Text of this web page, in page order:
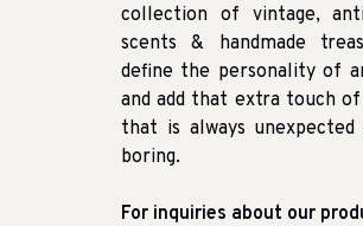
collection of vintage,
scents & handmade
define the personality of
and add that extra touch
that is always unexpected
boring.
For inquiries about our